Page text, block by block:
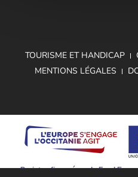
TOURISME ET HANDICAP
MENTIONS LÉGALES
Projet cofinancé par le Fond